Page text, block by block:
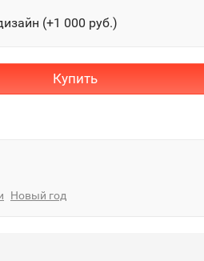
(+1 000 руб.)
Купить
Новый год